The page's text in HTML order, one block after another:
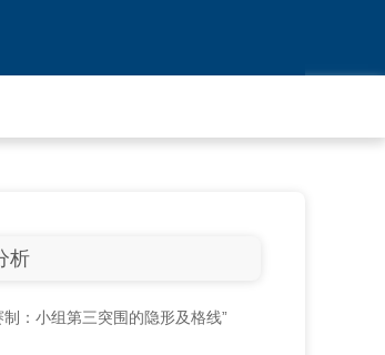
析
制：小组第三突围的隐形及格线”